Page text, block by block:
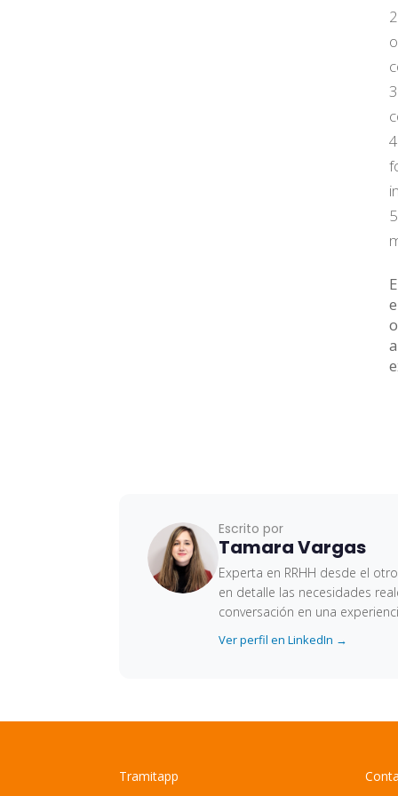
Escrito por
Tamara Vargas
Experta en RRHH desde el
en detalle las necesidades
conversación en una
Ver perfil en LinkedIn →
Tramitapp